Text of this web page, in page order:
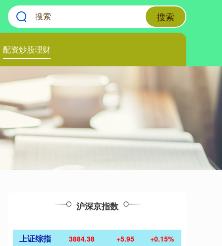
搜索
配资炒股理财
沪深京指数
上证综指 3884.38 +5.95 +0.15%